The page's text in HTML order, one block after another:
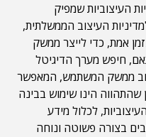
העיצוביות שמפיק
העיצוב הממשלתית,
אמת, כדי לייצר ממשק
חיפש מערך הדיגיטל
ממשק המשתמש, המאפשר
שהתהווה הינו שימוש בבינה
לכלול מידע
בצורה פשוטה ונוחה